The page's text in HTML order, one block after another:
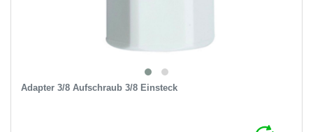
Adapter 3/8 Aufschraub 3/8 Einsteck